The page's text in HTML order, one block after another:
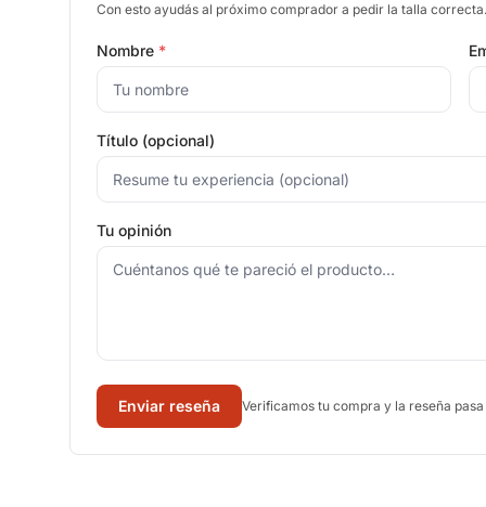
Con esto ayudás al próximo comprador a pedir la talla correcta.
Nombre *
Título (opcional)
Tu opinión
Enviar reseña Verificamos tu compra y la reseña